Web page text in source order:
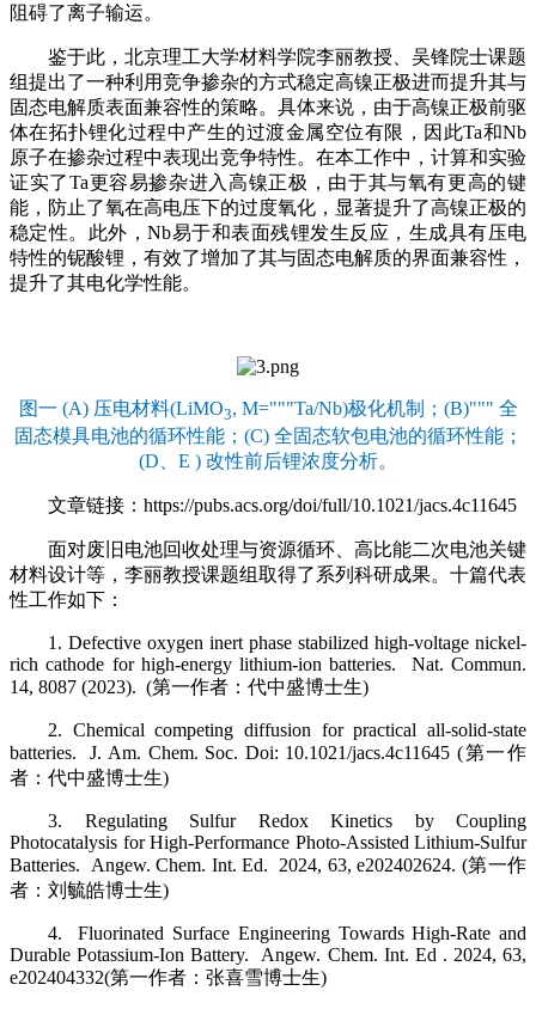
阻碍了离子输运。
鉴于此，北京理工大学材料学院李丽教授、吴锋院士课题
组提出了一种利用竞争掺杂的方式稳定高镍正极进而提升其与
固态电解质表面兼容性的策略。具体来说，由于高镍正极前驱
体在拓扑锂化过程中产生的过渡金属空位有限，因此Ta和Nb
原子在掺杂过程中表现出竞争特性。在本工作中，计算和实验
证实了Ta更容易掺杂进入高镍正极，由于其与氧有更高的键
能，防止了氧在高电压下的过度氧化，显著提升了高镍正极的
稳定性。此外，Nb易于和表面残锂发生反应，生成具有压电
特性的铌酸锂，有效了增加了其与固态电解质的界面兼容性，
提升了其电化学性能。
图一 (A) 压电材料(LiMO3, M="""Ta/Nb)极化机制；(B)""" 全
固态模具电池的循环性能；(C) 全固态软包电池的循环性能；
(D、E ) 改性前后锂浓度分析。
文章链接：https://pubs.acs.org/doi/full/10.1021/jacs.4c11645
面对废旧电池回收处理与资源循环、高比能二次电池关键
材料设计等，李丽教授课题组取得了系列科研成果。十篇代表
性工作如下：
1. Defective oxygen inert phase stabilized high-voltage nickel-
rich cathode for high-energy lithium-ion batteries. Nat. Commun.
14, 8087 (2023). (第一作者：代中盛博士生)
2. Chemical competing diffusion for practical all-solid-state
batteries. J. Am. Chem. Soc. Doi: 10.1021/jacs.4c11645 (第一作
者：代中盛博士生)
3. Regulating Sulfur Redox Kinetics by Coupling
Photocatalysis for High-Performance Photo-Assisted Lithium-Sulfur
Batteries. Angew. Chem. Int. Ed. 2024, 63, e202402624. (第一作
者：刘毓皓博士生)
4. Fluorinated Surface Engineering Towards High-Rate and
Durable Potassium-Ion Battery. Angew. Chem. Int. Ed . 2024, 63,
e202404332(第一作者：张喜雪博士生)